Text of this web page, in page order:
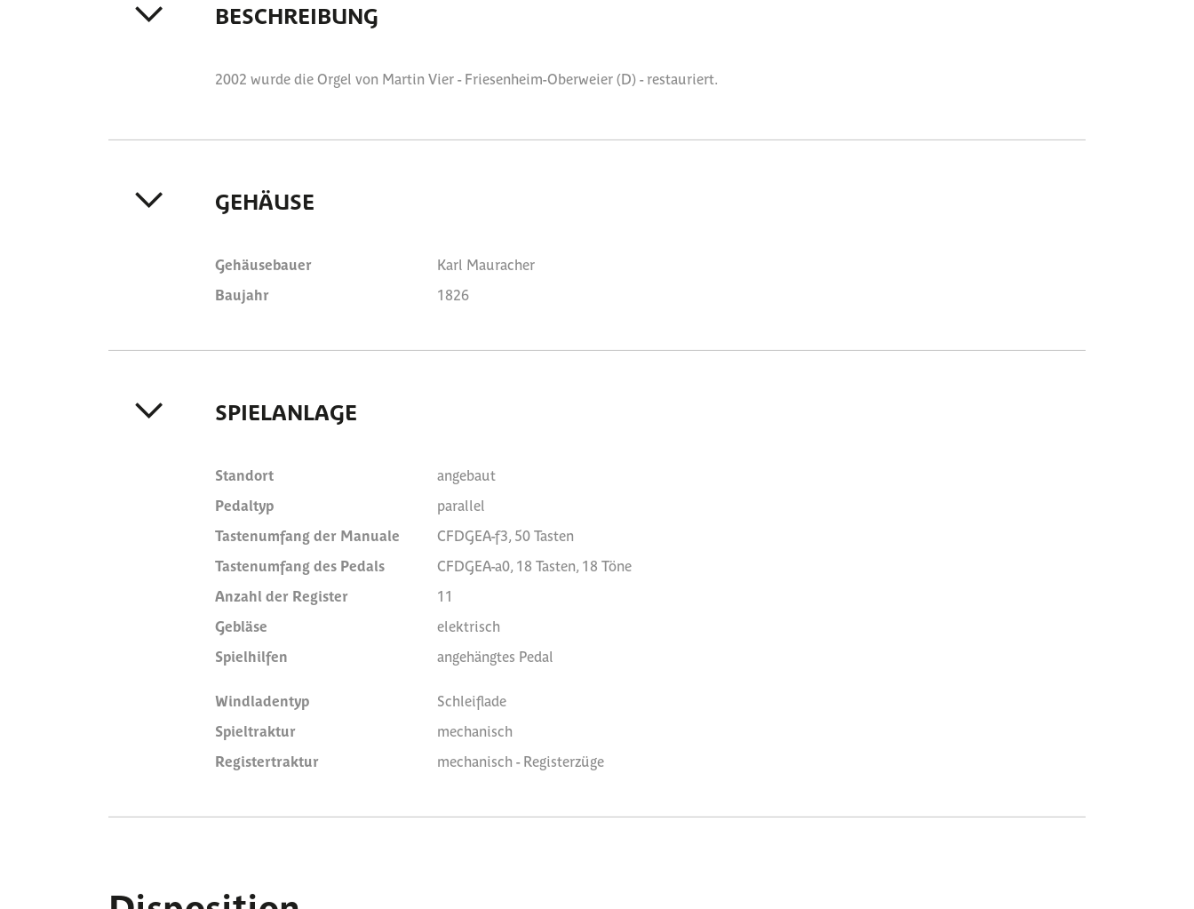
BESCHREIBUNG
2002 wurde die Orgel von Martin Vier - Friesenheim-Oberweier (D) - restauriert.
GEHÄUSE
Gehäusebauer
Karl Mauracher
Baujahr
1826
SPIELANLAGE
Standort
angebaut
Pedaltyp
parallel
Tastenumfang der Manuale
CFDGEA-f3, 50 Tasten
Tastenumfang des Pedals
CFDGEA-a0, 18 Tasten, 18 Töne
Anzahl der Register
11
Gebläse
elektrisch
Spielhilfen
angehängtes Pedal
Windladentyp
Schleiflade
Spieltraktur
mechanisch
Registertraktur
mechanisch - Registerzüge